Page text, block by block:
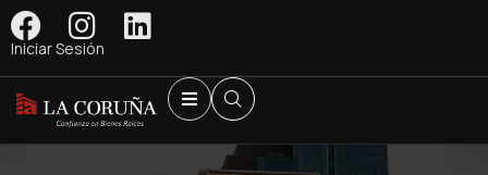
Iniciar Sesión